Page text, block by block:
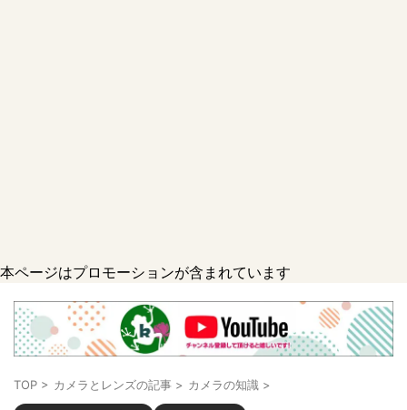
本ページはプロモーションが含まれています
TOP > カメラとレンズの記事 > カメラの知識 >